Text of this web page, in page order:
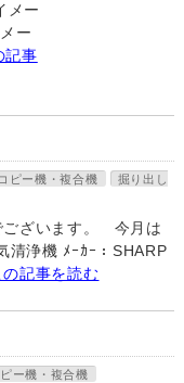
ー
ー
記事
コピー機・複合機
掘り出し
ございます。 今月は
浄機 ﾒｰｶｰ：SHARP
の記事を読む
ー機・複合機